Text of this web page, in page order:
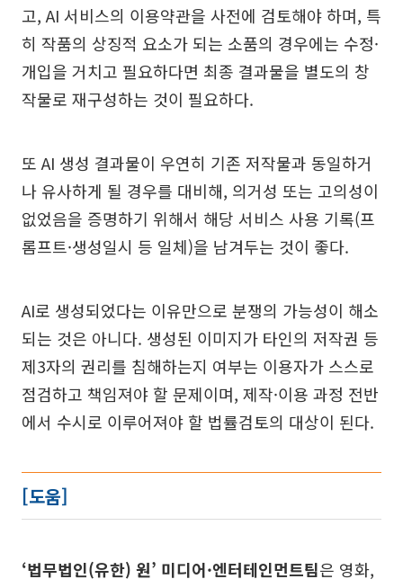
고, AI 서비스의 이용약관을 사전에 검토해야 하며, 특
히 작품의 상징적 요소가 되는 소품의 경우에는 수정·
개입을 거치고 필요하다면 최종 결과물을 별도의 창
작물로 재구성하는 것이 필요하다.
또 AI 생성 결과물이 우연히 기존 저작물과 동일하거
나 유사하게 될 경우를 대비해, 의거성 또는 고의성이
없었음을 증명하기 위해서 해당 서비스 사용 기록(프
롬프트·생성일시 등 일체)을 남겨두는 것이 좋다.
AI로 생성되었다는 이유만으로 분쟁의 가능성이 해소
되는 것은 아니다. 생성된 이미지가 타인의 저작권 등
제3자의 권리를 침해하는지 여부는 이용자가 스스로
점검하고 책임져야 할 문제이며, 제작·이용 과정 전반
에서 수시로 이루어져야 할 법률검토의 대상이 된다.
[도움]
‘법무법인(유한) 원’ 미디어·엔터테인먼트팀은 영화,